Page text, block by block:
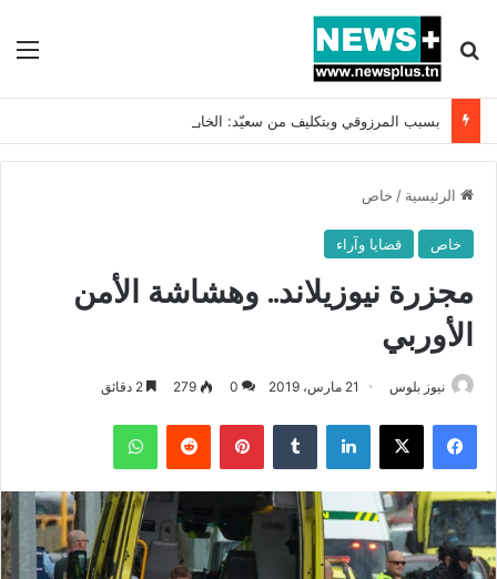
بحث عن
الرئيسية / خاص
خاص قضايا وآراء
مجزرة نيوزيلاند.. وهشاشة الأمن
الأوربي
نيوز بلوس 21 مارس، 2019 0
279
فيسبوك X لينكدإن بينتيريست واتساب